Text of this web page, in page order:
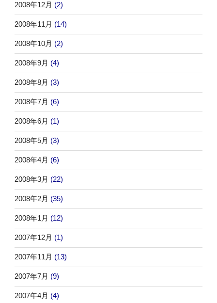
2008年12月 (2)
2008年11月 (14)
2008年10月 (2)
2008年9月 (4)
2008年8月 (3)
2008年7月 (6)
2008年6月 (1)
2008年5月 (3)
2008年4月 (6)
2008年3月 (22)
2008年2月 (35)
2008年1月 (12)
2007年12月 (1)
2007年11月 (13)
2007年7月 (9)
2007年4月 (4)